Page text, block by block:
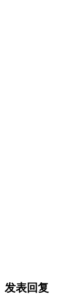
发表回复